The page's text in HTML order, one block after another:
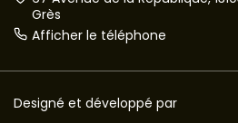
Grès
Afficher le téléphone
Designé et développé par